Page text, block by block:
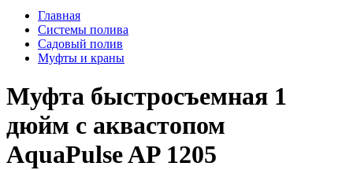
Главная
Системы полива
Садовый полив
Муфты и краны
Муфта быстросъемная 1
дюйм с аквастопом
AquaPulse AP 1205